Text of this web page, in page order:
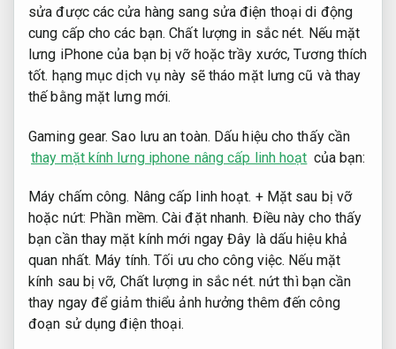
sửa được các cửa hàng sang sửa điện thoại di động
cung cấp cho các bạn.Chất lượng in sắc nét. Nếu mặt
lưng iPhone của bạn bị vỡ hoặc trầy xước,Tương thích
tốt. hạng mục dịch vụ này sẽ tháo mặt lưng cũ và thay
thế bằng mặt lưng mới.
Gaming gear. Sao lưu an toàn. Dấu hiệu cho thấy cần
thay mặt kính lưng iphone nâng cấp linh hoạt của bạn:
Máy chấm công. Nâng cấp linh hoạt. + Mặt sau bị vỡ
hoặc nứt: Phần mềm. Cài đặt nhanh. Điều này cho thấy
bạn cần thay mặt kính mới ngay Đây là dấu hiệu khả
quan nhất. Máy tính. Tối ưu cho công việc. Nếu mặt
kính sau bị vỡ, Chất lượng in sắc nét. nứt thì bạn cần
thay ngay để giảm thiểu ảnh hưởng thêm đến công
đoạn sử dụng điện thoại.